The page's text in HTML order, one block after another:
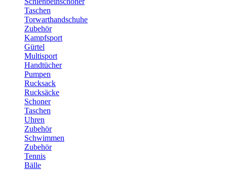
Taschen
Torwarthandschuhe
Zubehör
Kampfsport
Gürtel
Multisport
Handtücher
Pumpen
Rucksack
Rucksäcke
Schoner
Taschen
Uhren
Zubehör
Schwimmen
Zubehör
Tennis
Bälle